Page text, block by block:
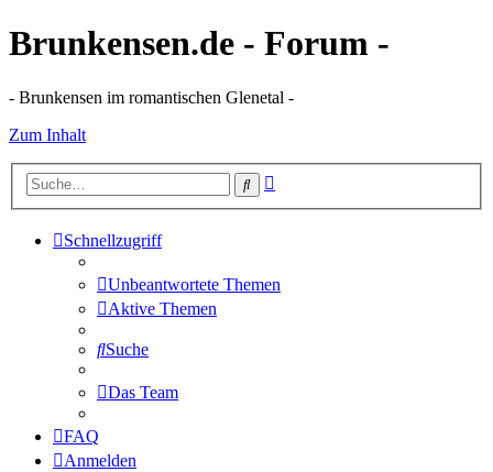
Brunkensen.de - Forum -
- Brunkensen im romantischen Glenetal -
Zum Inhalt
Suche
Schnellzugriff
Unbeantwortete Themen
Aktive Themen
Suche
Das Team
FAQ
Anmelden